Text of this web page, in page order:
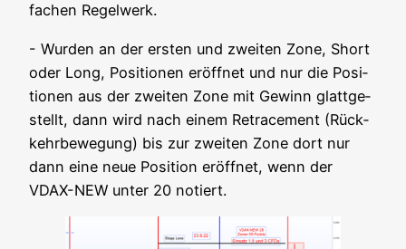
fa­chen Regelwerk.
- Wur­den an der ers­ten und zwei­ten Zone, Short
oder Long, Posi­tio­nen eröff­net und nur die Posi­
tio­nen aus der zwei­ten Zone mit Gewinn glatt­ge­
stellt, dann wird nach einem Retra­ce­ment (Rück­
kehr­be­we­gung) bis zur zwei­ten Zone dort nur
dann eine neue Posi­ti­on eröff­net, wenn der
VDAX-NEW unter 20 notiert.